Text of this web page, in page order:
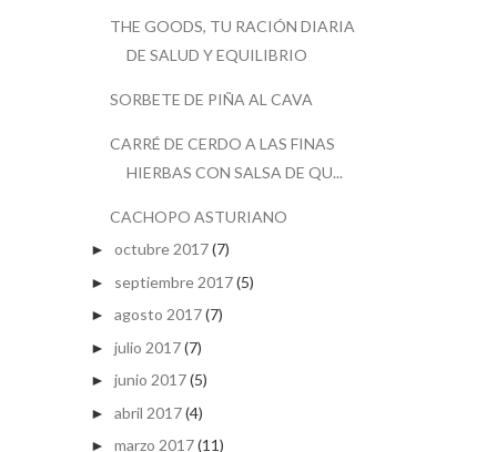
THE GOODS, TU RACIÓN DIARIA
DE SALUD Y EQUILIBRIO
SORBETE DE PIÑA AL CAVA
CARRÉ DE CERDO A LAS FINAS
HIERBAS CON SALSA DE QU...
CACHOPO ASTURIANO
► octubre 2017(7)
► septiembre 2017(5)
► agosto 2017(7)
► julio 2017(7)
► junio 2017(5)
► abril 2017(4)
► marzo 2017(11)